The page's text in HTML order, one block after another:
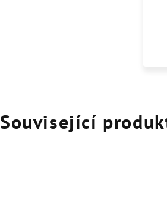
Související